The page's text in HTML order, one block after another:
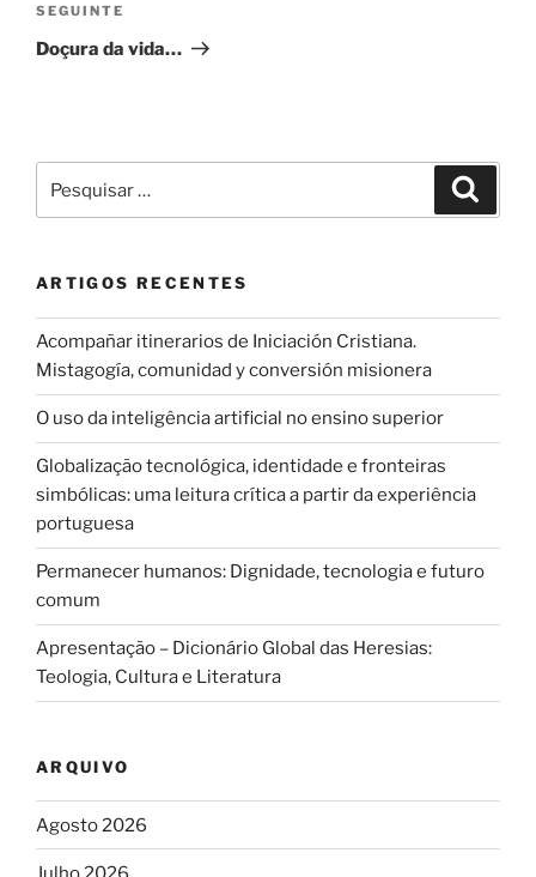
Conteúdo
seguinte
SEGUINTE
Doçura da vida…
por:
ARTIGOS RECENTES
Acompañar itinerarios de Iniciación Cristiana.
Mistagogía, comunidad y conversión misionera
O uso da inteligência artificial no ensino superior
Globalização tecnológica, identidade e fronteiras
simbólicas: uma leitura crítica a partir da experiência
portuguesa
Permanecer humanos: Dignidade, tecnologia e futuro
comum
Apresentação – Dicionário Global das Heresias:
Teologia, Cultura e Literatura
ARQUIVO
Agosto 2026